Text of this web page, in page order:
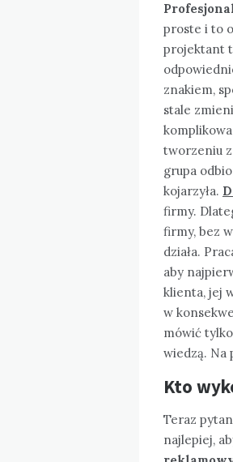
proste i to
projektant
znakiem,
stale
tworzeniu
grupa
kojarzyła.
firmy.
firmy, bez
działa.
aby
klienta, jej
w
mówić
wiedzą. Na
Kto
Teraz
najlepiej,